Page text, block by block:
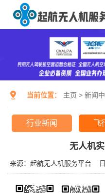
当前位置： 主页 > 新闻
行业新闻 飞
无人机
来源：起航无人机服务平台